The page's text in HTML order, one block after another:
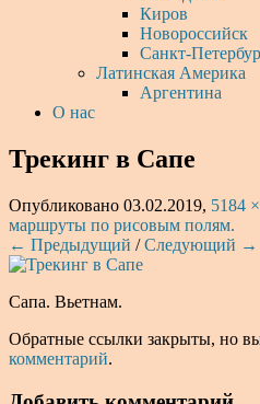
Киров
Новороссийск
Санкт-
Латинская Америка
Аргентина
О нас
Трекинг в Сапе
Опубликовано 03.02.2019, 5184
маршруты по рисовым полям.
← Предыдущий /Следующий →
Сапа. Вьетнам.
Обратные ссылки закрыты, но
комментарий.